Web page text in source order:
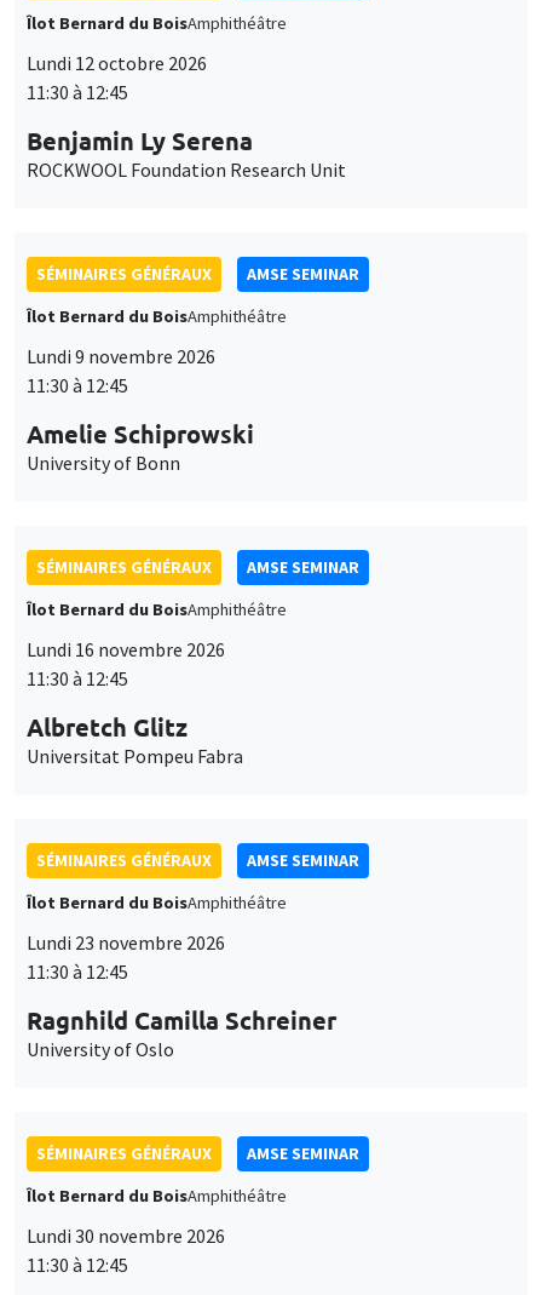
Îlot Bernard du BoisAmphithéâtre
Lundi 12 octobre 2026
11:30 à 12:45
Benjamin Ly Serena
ROCKWOOL Foundation Research Unit
SÉMINAIRES GÉNÉRAUX
AMSE SEMINAR
Îlot Bernard du BoisAmphithéâtre
Lundi 9 novembre 2026
11:30 à 12:45
Amelie Schiprowski
University of Bonn
SÉMINAIRES GÉNÉRAUX
AMSE SEMINAR
Îlot Bernard du BoisAmphithéâtre
Lundi 16 novembre 2026
11:30 à 12:45
Albretch Glitz
Universitat Pompeu Fabra
SÉMINAIRES GÉNÉRAUX
AMSE SEMINAR
Îlot Bernard du BoisAmphithéâtre
Lundi 23 novembre 2026
11:30 à 12:45
Ragnhild Camilla Schreiner
University of Oslo
SÉMINAIRES GÉNÉRAUX
AMSE SEMINAR
Îlot Bernard du BoisAmphithéâtre
Lundi 30 novembre 2026
11:30 à 12:45